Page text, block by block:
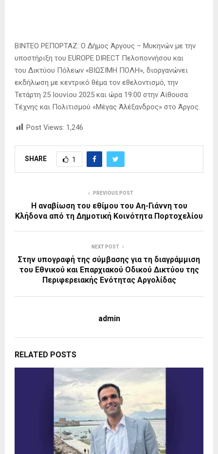
ΒΙΝΤΕΟ ΡΕΠΟΡΤΑΖ: Ο Δήμος Άργους – Μυκηνών με την
υποστήριξη του EUROPE DIRECT Πελοποννήσου και
του Δικτύου Πόλεων «ΒΙΩΣΙΜΗ ΠΟΛΗ», διοργανώνει
εκδήλωση με κεντρικό θέμα τον εθελοντισμό, την
Τετάρτη 25 Ιουνίου 2025 και ώρα 19:00 στην Αίθουσα
Τέχνης και Πολιτισμού «Μέγας Άλέξανδρος» στο Άργος.
Post Views: 1,246
SHARE 1
PREVIOUS POST
Η αναβίωση του εθίμου του Αη-Γιάννη του
Κλήδονα από τη Δημοτική Κοινότητα Πορτοχελίου
NEXT POST
Στην υπογραφή της σύμβασης για τη διαγράμμιση
του Εθνικού και Επαρχιακού Οδικού Δικτύου της
Περιφερειακής Ενότητας Αργολίδας
admin
RELATED POSTS